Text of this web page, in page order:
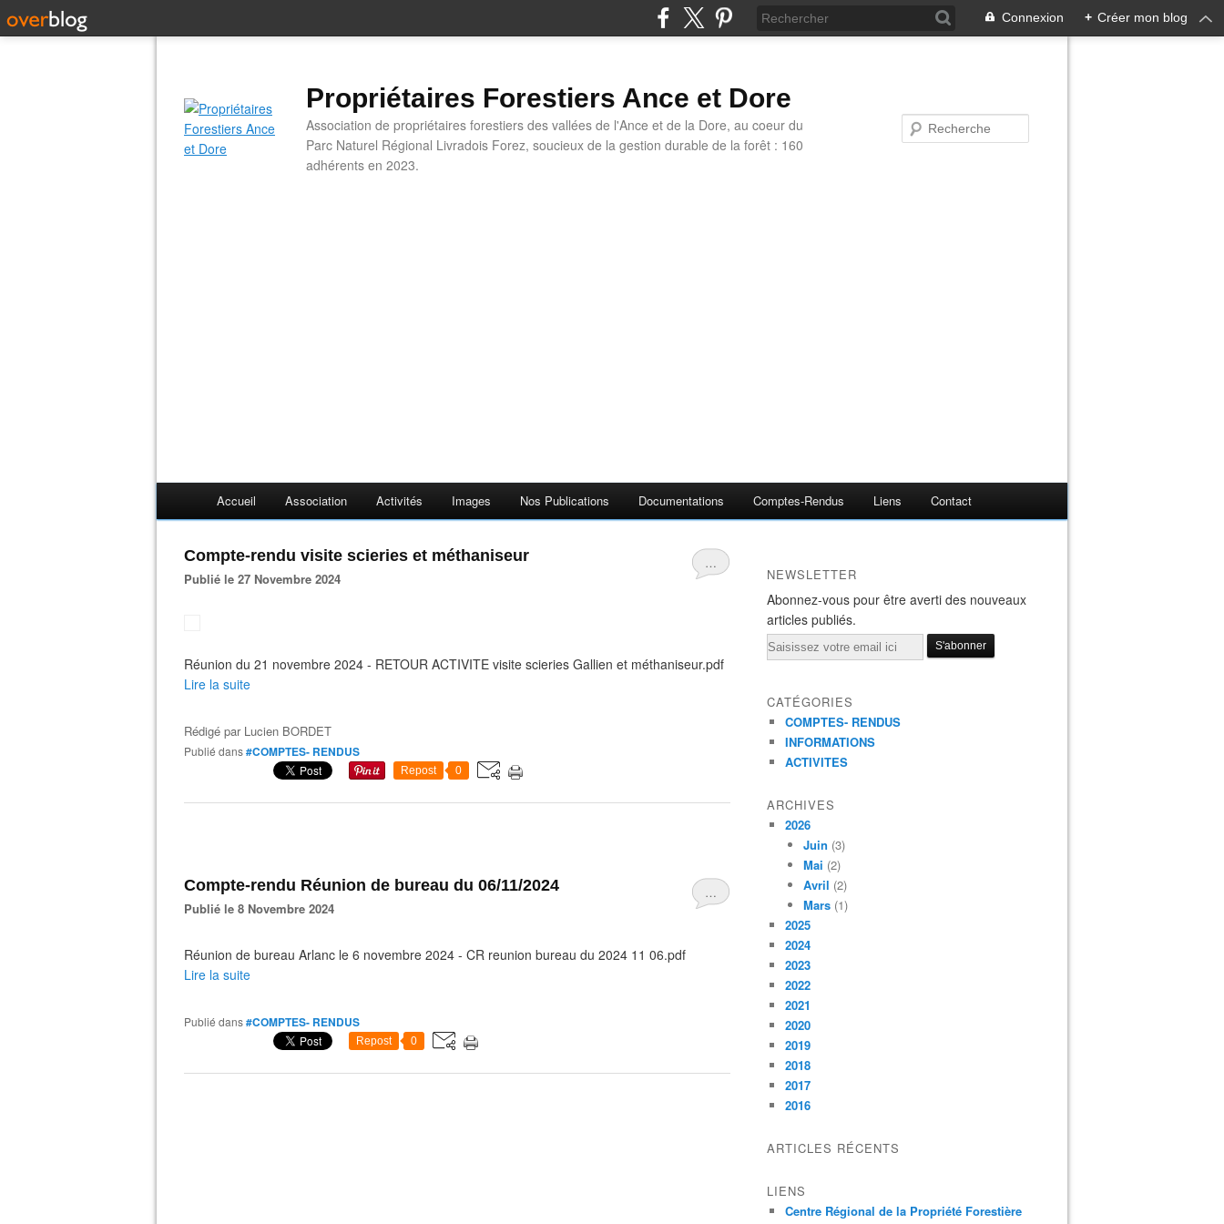
Connexion + Créer mon blog
Propriétaires Forestiers Ance et Dore
Association de propriétaires forestiers des vallées de l'Ance et de la Dore, au coeur du
Parc Naturel Régional Livradois Forez, soucieux de la gestion durable de la forêt : 160
adhérents en 2023.
Accueil Association Activités Images Nos Publications Documentations Comptes-Rendus Liens Contact
…
Compte-rendu visite scieries et méthaniseur
Publié le 27 Novembre 2024
Réunion du 21 novembre 2024 - RETOUR ACTIVITE visite scieries Gallien et méthaniseur.pdf
Lire la suite
Rédigé par Lucien BORDET
Publié dans#COMPTES- RENDUS
Repost 0
…
Compte-rendu Réunion de bureau du 06/11/2024
Publié le 8 Novembre 2024
Réunion de bureau Arlanc le 6 novembre 2024 - CR reunion bureau du 2024 11 06.pdf
Lire la suite
Publié dans#COMPTES- RENDUS
Repost 0
NEWSLETTER
Abonnez-vous pour être averti des nouveaux
articles publiés.
Email
CATÉGORIES
COMPTES- RENDUS
INFORMATIONS
ACTIVITES
ARCHIVES
2026
Juin (3)
Mai (2)
Avril (2)
Mars (1)
2025
2024
2023
2022
2021
2020
2019
2018
2017
2016
ARTICLES RÉCENTS
LIENS
Centre Régional de la Propriété Forestière